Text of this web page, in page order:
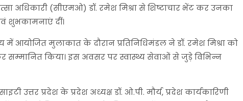
अधिकारी (सीएमओ) डॉ. रमेश मिश्रा से शिष्टाचार भेंट कर उनका
शुभकामनाएं दीं।
आयोजित मुलाकात के दौरान प्रतिनिधिमंडल ने डॉ. रमेश मिश्रा को
कर सम्मानित किया। इस अवसर पर स्वास्थ्य सेवाओं से जुड़े विभिन्न
उत्तर प्रदेश के प्रदेश अध्यक्ष डॉ. ओ.पी. मौर्य, प्रदेश कार्यकारिणी